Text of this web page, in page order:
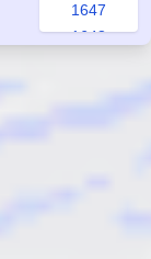
1647
1648